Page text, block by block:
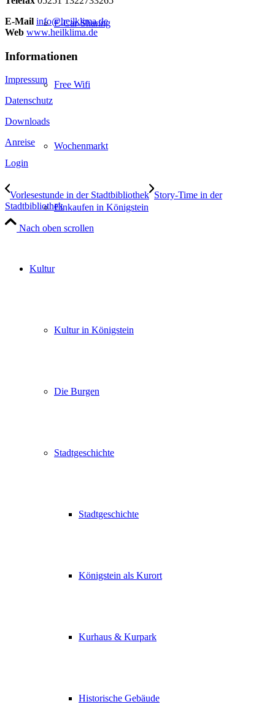
E-Car-Sharing
Free Wifi
Wochenmarkt
Einkaufen in Königstein
Kultur
Kultur in Königstein
Die Burgen
Stadtgeschichte
Stadtgeschichte
Königstein als Kurort
Kurhaus & Kurpark
Historische Gebäude
E-Mail info@heilklima.de
Web www.heilklima.de
Informationen
Impressum
Datenschutz
Downloads
Anreise
Login
Vorlesestunde in der Stadtbibliothek Story-Time in der
Stadtbibliothek
Nach oben scrollen